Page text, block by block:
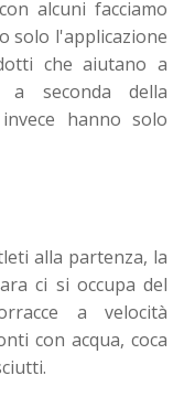
alcuni facciamo
solo l'applicazione
che aiutano a
seconda della
hanno solo
alla partenza, la
ci si occupa del
a velocità
con acqua, coca